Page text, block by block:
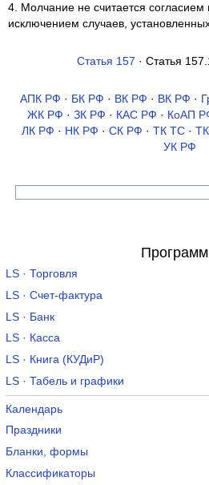
4. Молчание не считается
исключением случаев,
Статья 157 · Статья
АПК РФ · БК РФ · ВК РФ · ВК РФ ·
ЖК РФ · ЗК РФ · КАС РФ · КоАП
ЛК РФ · НК РФ · СК РФ · ТК TC·
УК РФ
LS · Торговля
LS · Счет-фактура
LS · Банк
LS · Касса
LS · Книга (КУДиР)
LS · Табель и графики
Календарь
Праздники
Бланки, формы
Классификаторы